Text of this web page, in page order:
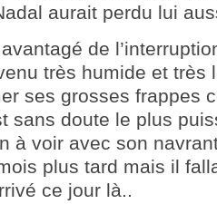
aurait perdu lui
de
très humide et très
ses grosses frappes
sans doute le plus
à voir avec son
plus tard mais il
ce jour là..